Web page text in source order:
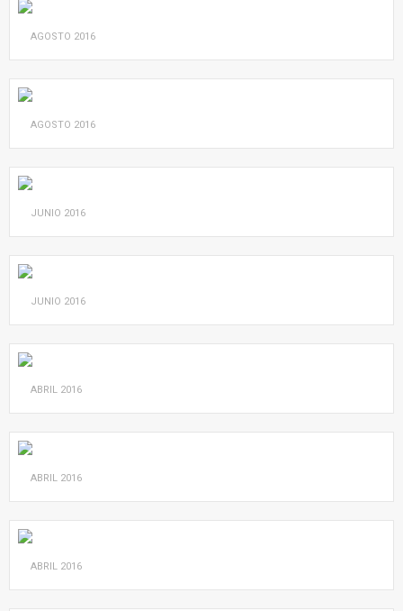
AGOSTO 2016
AGOSTO 2016
JUNIO 2016
JUNIO 2016
ABRIL 2016
ABRIL 2016
ABRIL 2016